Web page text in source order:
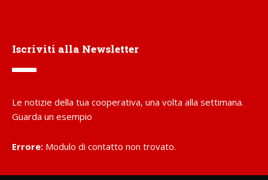
Iscriviti alla Newsletter
Le notizie della tua cooperativa, una volta alla settimana.
Guarda un esempio
Errore: Modulo di contatto non trovato.